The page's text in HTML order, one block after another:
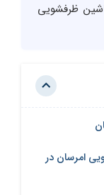
ماشین ظرفشویی
امرسان در